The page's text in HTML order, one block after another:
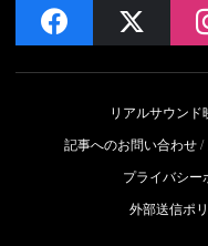
facebook
リアルサウンド
記事へのお問い合わせ
プライバシー
外部送信ポ